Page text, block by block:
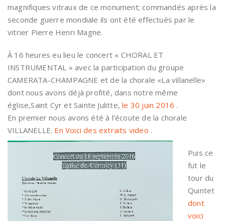
magnifiques vitraux de ce monument; commandés après la
seconde guerre mondiale ils ont été effectués par le
vitrier Pierre Henri Magne.
À 16 heures eu lieu le concert « CHORAL ET
INSTRUMENTAL » avec la participation du groupe
CAMERATA-CHAMPAGNE et de la chorale «La villanelle»
dont nous avons déjà profité, dans notre même
église,Saint Cyr et Sainte Julitte,le 30 juin 2016 .
En premier nous avons été à l’écoute de la chorale
VILLANELLE. En Voicides extraits video .
Puis ce
fut le
tour du
Quintet
dont
voici